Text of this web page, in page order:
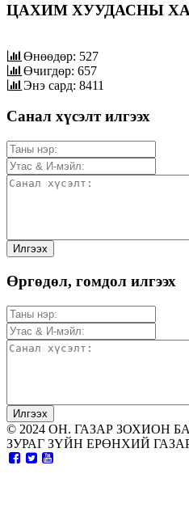
ЦАХИМ ХУУДАСНЫ
Өнөөдөр: 527
Өчигдөр: 657
Энэ сард: 8411
Санал хүсэлт илгээх
Өргөдөл, гомдол илгээх
© 2024 ОН. ГАЗАР ЗОХИОН
ЗУРАГ ЗҮЙН ЕРӨНХИЙ